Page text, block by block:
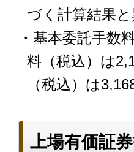
づく計算結果
・基本委託手数
料（税込）は
（税込）は
上場有価証